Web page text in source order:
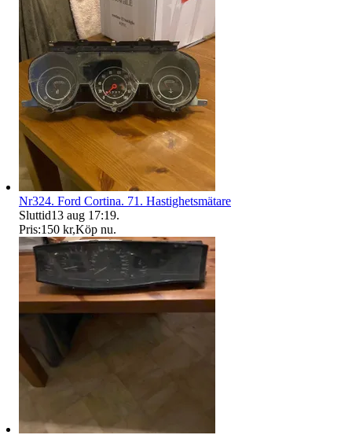
Nr324. Ford Cortina. 71. Hastighetsmätare
Sluttid13 aug 17:19.
Pris:150 kr,Köp nu.